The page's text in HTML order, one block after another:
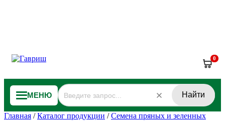
0
МЕНЮ Найти
Главная /Каталог продукции /Семена пряных и зеленных